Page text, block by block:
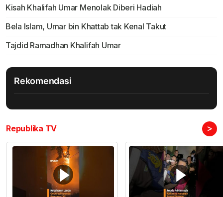
Kisah Khalifah Umar Menolak Diberi Hadiah
Bela Islam, Umar bin Khattab tak Kenal Takut
Tajdid Ramadhan Khalifah Umar
Rekomendasi
Republika TV >